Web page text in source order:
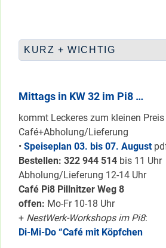
KURZ + WICHTIG
Mittags in KW 32 im Pi8 …
kommt Leckeres zum kleinen
Café+Abholung/Lieferung
• Speiseplan 03. bis 07. August
Bestellen: 322 944 514 bis 11 Uhr
Abholung/Lieferung 12-14 Uhr
Café Pi8 Pillnitzer Weg 8
offen: Mo-Fr 10-18 Uhr
+ NestWerk-Workshops im Pi8:
Di-Mi-Do “Café mit Köpfchen